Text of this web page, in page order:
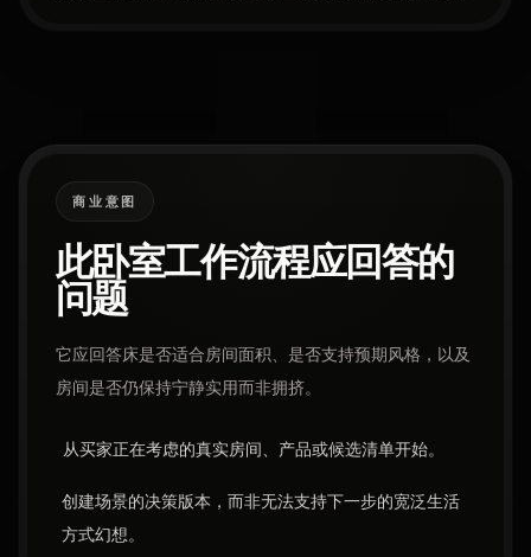
商业意图
此卧室工作流程应回答的
问题
它应回答床是否适合房间面积、是否支持预期风格，以及
房间是否仍保持宁静实用而非拥挤。
从买家正在考虑的真实房间、产品或候选清单开始。
创建场景的决策版本，而非无法支持下一步的宽泛生活
方式幻想。